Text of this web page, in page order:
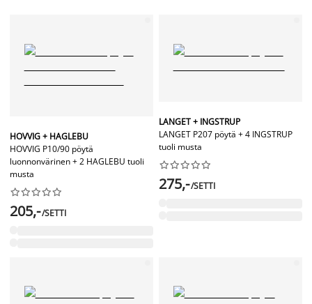
HOVVIG + HAGLEBU
HOVVIG P10/90 pöytä
luonnonvärinen + 2 HAGLEBU tuoli
musta






205,-/SETTI
LANGET + INGSTRUP
LANGET P207 pöytä + 4 INGSTRUP
tuoli musta






275,-/SETTI